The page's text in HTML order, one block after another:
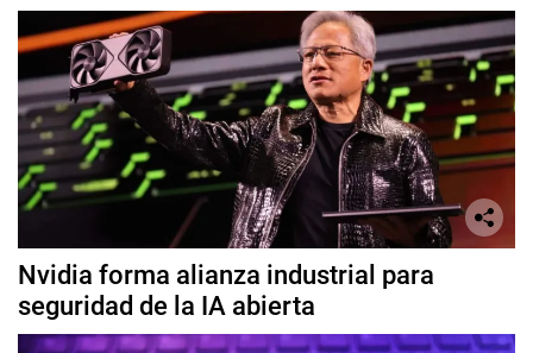
Nvidia forma alianza industrial para
seguridad de la IA abierta